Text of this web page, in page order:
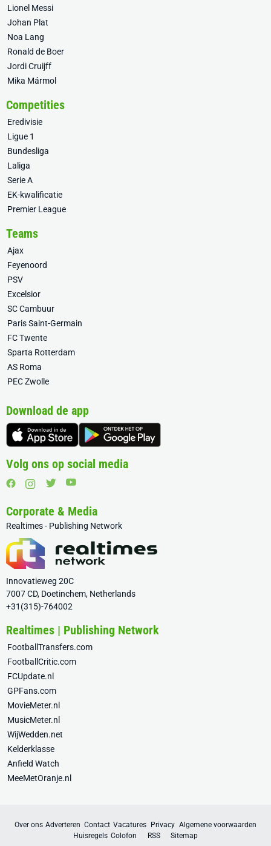
Lionel Messi
Johan Plat
Noa Lang
Ronald de Boer
Jordi Cruijff
Mika Mármol
Competities
Eredivisie
Ligue 1
Bundesliga
Laliga
Serie A
EK-kwalificatie
Premier League
Teams
Ajax
Feyenoord
PSV
Excelsior
SC Cambuur
Paris Saint-Germain
FC Twente
Sparta Rotterdam
AS Roma
PEC Zwolle
Download de app
Volg ons op social media
Corporate & Media
Realtimes - Publishing Network
Innovatieweg 20C
7007 CD, Doetinchem, Netherlands
+31(315)-764002
Realtimes | Publishing Network
FootballTransfers.com
FootballCritic.com
FCUpdate.nl
GPFans.com
MovieMeter.nl
MusicMeter.nl
WijWedden.net
Kelderklasse
Anfield Watch
MeeMetOranje.nl
Over ons Adverteren Contact Vacatures Privacy Algemene voorwaarden
Huisregels Colofon RSS Sitemap